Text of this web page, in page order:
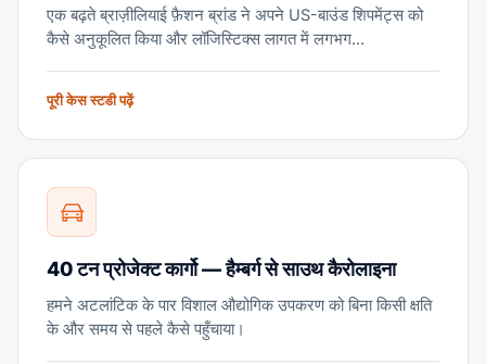
एक बढ़ते ब्राज़ीलियाई फ़ैशन ब्रांड ने अपने US-बाउंड शिपमेंट्स को
कैसे अनुकूलित किया और लॉजिस्टिक्स लागत में लगभग...
पूरी केस स्टडी पढ़ें
40 टन प्रोजेक्ट कार्गो — हैम्बर्ग से साउथ कैरोलाइना
हमने अटलांटिक के पार विशाल औद्योगिक उपकरण को बिना किसी क्षति
के और समय से पहले कैसे पहुँचाया।